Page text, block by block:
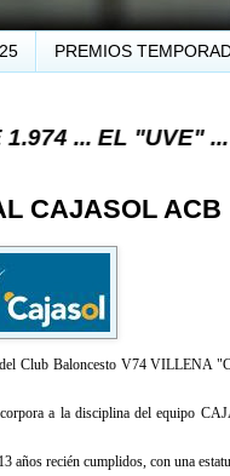
PREMIOS
"UVE" ...
CAJASOL ACB
Club Baloncesto V74 VILLENA
a la disciplina del equipo
años recién cumplidos, con una